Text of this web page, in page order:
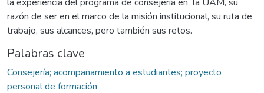
razón de ser en el marco de la misión institucional, su ruta de
trabajo, sus alcances, pero también sus retos.
Palabras clave
Consejería; acompañamiento a estudiantes; proyecto
personal de formación